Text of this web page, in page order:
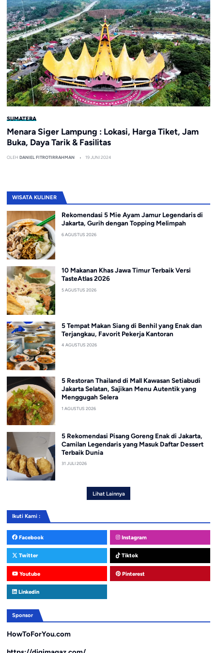
SUMATERA
Menara Siger Lampung : Lokasi, Harga Tiket, Jam
Buka, Daya Tarik & Fasilitas
OLEH DANIEL FITROTIRRAHMAN 19 JUNI 2024
WISATA KULINER
Rekomendasi 5 Mie Ayam Jamur Legendaris di
Jakarta, Gurih dengan Topping Melimpah
6 AGUSTUS 2026
10 Makanan Khas Jawa Timur Terbaik Versi
TasteAtlas 2026
5 AGUSTUS 2026
5 Tempat Makan Siang di Benhil yang Enak dan
Terjangkau, Favorit Pekerja Kantoran
4 AGUSTUS 2026
5 Restoran Thailand di Mall Kawasan Setiabudi
Jakarta Selatan, Sajikan Menu Autentik yang
Menggugah Selera
1 AGUSTUS 2026
5 Rekomendasi Pisang Goreng Enak di Jakarta,
Camilan Legendaris yang Masuk Daftar Dessert
Terbaik Dunia
31 JULI 2026
Lihat Lainnya
Ikuti Kami :
Facebook Instagram
Twitter Tiktok
Youtube Pinterest
Linkedin
Sponsor
HowToForYou.com